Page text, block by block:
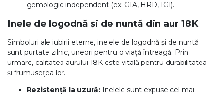
gemologic independent (ex: GIA, HRD, IGI).
Inele de logodnă și de nuntă din aur 18K
Simboluri ale iubirii eterne, inelele de logodnă și de nuntă
sunt purtate zilnic, uneori pentru o viață întreagă. Prin
urmare, calitatea aurului 18K este vitală pentru durabilitatea
și frumusețea lor.
Rezistență la uzură: Inelele sunt expuse cel mai